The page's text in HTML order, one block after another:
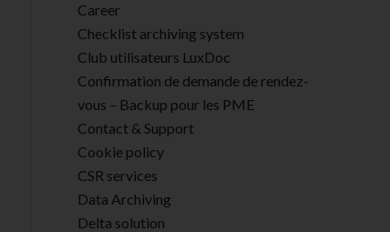
Career
Checklist archiving system
Club utilisateurs LuxDoc
Confirmation de demande de rendez-
vous – Backup pour les PME
Contact & Support
Cookie policy
CSR services
Data Archiving
Delta solution